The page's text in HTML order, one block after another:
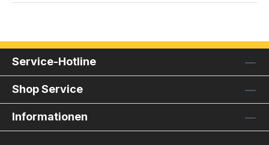
Service-Hotline
Shop Service
Informationen